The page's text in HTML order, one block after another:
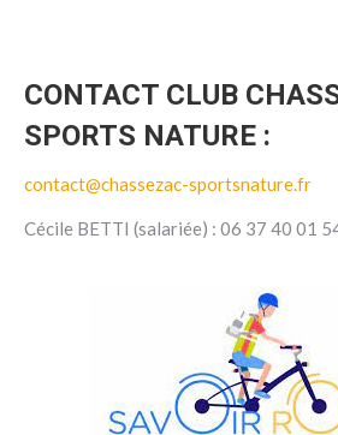
CONTACT CLUB
SPORTS NATURE :
contact@chassezac-sportsnature.fr
Cécile BETTI (salariée) : 06 37 40 01